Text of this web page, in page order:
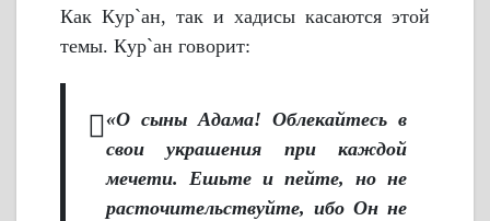
Как Кyр`ан, так и хадисы касаются этой
темы. Кyр`ан говорит:
«О сыны Адама! Облекайтесь в
свои украшения при каждой
мечети. Ешьте и пейте, но не
расточительствуйте, ибо Он не